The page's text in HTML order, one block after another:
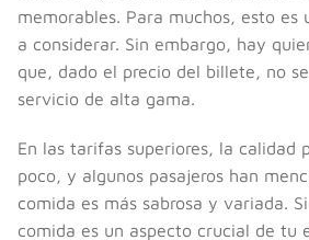
memorables. Para muchos, esto
a considerar. Sin embargo, hay
que, dado el precio del billete, no
servicio de alta gama.
En las tarifas superiores, la calidad
poco, y algunos pasajeros han
comida es más sabrosa y variada.
comida es un aspecto crucial de tu